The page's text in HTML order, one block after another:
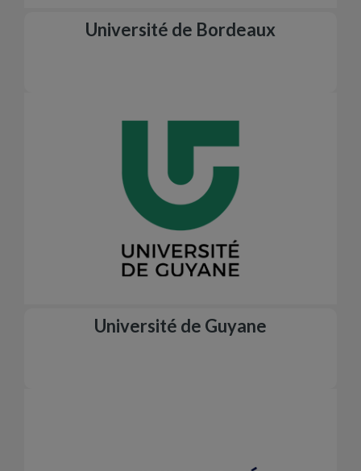
Université de Bordeaux
Université de Guyane